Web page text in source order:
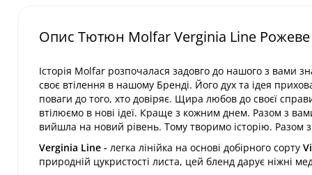
Опис Тютюн Molfar Verginia Line
Історія Molfar розпочалася задовго до нашого з
своє втілення в нашому Бренді. Його дух та ідея
поваги до того, хто довіряє. Щира любов до своєї
втілюємо в нові ідеї. Краще з кожним днем. Разом з
вийшла на новий рівень. Тому творимо історію. Разом
Verginia Line - легка лінійка на основі добірного сорту
природній цукристості листа, цей бленд дарує ніжні